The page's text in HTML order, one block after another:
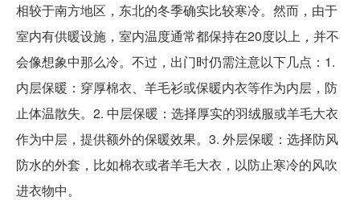
相较于南方地区，东北的冬季确实比较寒冷。然而，由于
室内有供暖设施，室内温度通常都保持在20度以上，并不
会像想象中那么冷。不过，出门时仍需注意以下几点：1.
内层保暖：穿厚棉衣、羊毛衫或保暖内衣等作为内层，防
止体温散失。2. 中层保暖：选择厚实的羽绒服或羊毛大衣
作为中层，提供额外的保暖效果。3. 外层保暖：选择防风
防水的外套，比如棉衣或者羊毛大衣，以防止寒冷的风吹
进衣物中。